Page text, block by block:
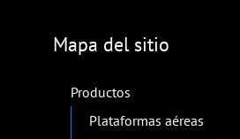
Mapa del sitio
Productos
Plataformas aéreas